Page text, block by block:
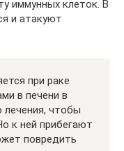
иммунных клеток. В
и атакуют
при раке
в печени в
лечения, чтобы
к ней прибегают
повредить